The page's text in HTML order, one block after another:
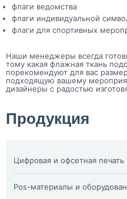
флаги ведомства
флаги индивидуальной
флаги для спортивных
Наши менеджеры всегда
тому какая флажная ткань
порекомендуют для вас
подходящую вашему
дизайнеры с радостью
Продукция
Цифровая и офсетная печать
Визитки
Конверты
Pos-материалы и